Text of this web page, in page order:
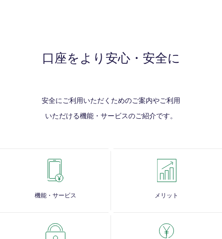
口座をより安心・安全に
安全にご利用いただくためのご案内やご利用
いただける機能・サービスのご紹介です。
機能・サービス メリット